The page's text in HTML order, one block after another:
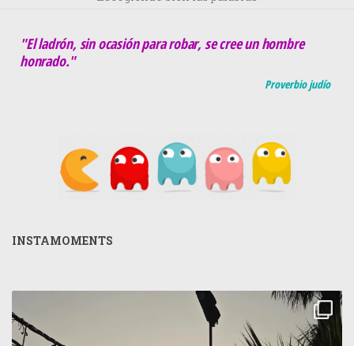
"El ladrón, sin ocasión para robar, se cree un hombre
honrado."
Proverbio judío
INSTAMOMENTS